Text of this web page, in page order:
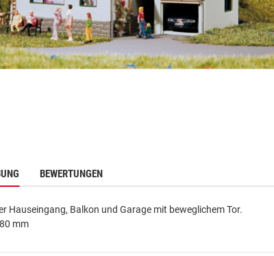
BEWERTUNGEN
Hauseingang, Balkon und Garage mit beweglichem Tor.
mm